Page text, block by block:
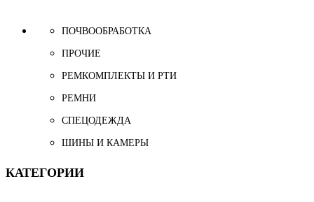
ПОЧВООБРАБОТКА
ПРОЧИЕ
РЕМКОМПЛЕКТЫ И РТИ
РЕМНИ
СПЕЦОДЕЖДА
ШИНЫ И КАМЕРЫ
КАТЕГОРИИ